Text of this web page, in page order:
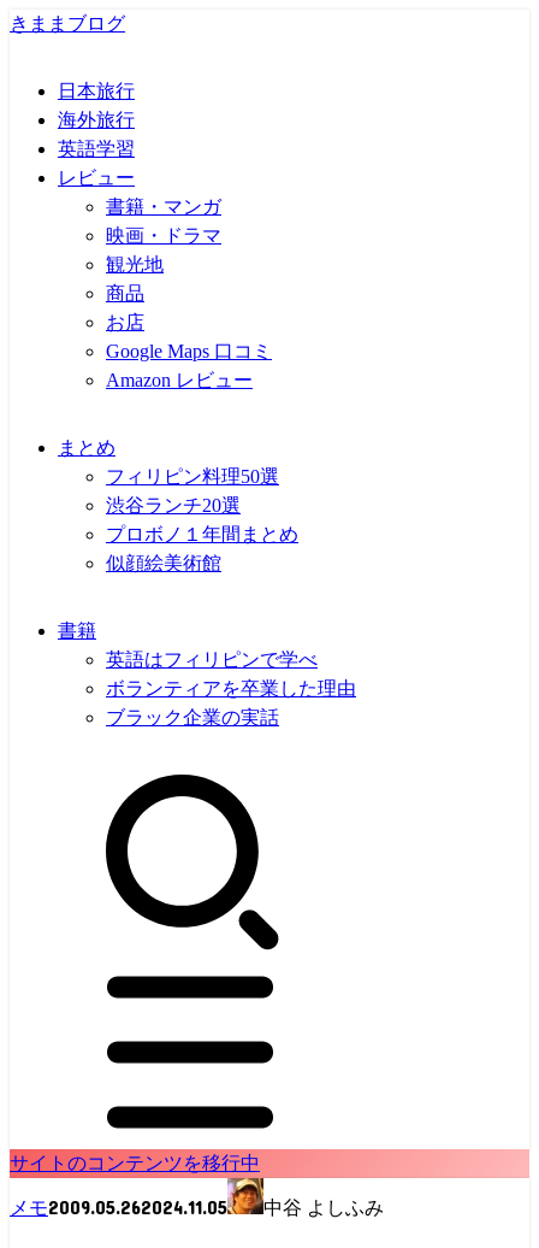
きままブログ
日本旅行
海外旅行
英語学習
レビュー
書籍・マンガ
映画・ドラマ
観光地
商品
お店
Google Maps 口コミ
Amazon レビュー
まとめ
フィリピン料理50選
渋谷ランチ20選
プロボノ１年間まとめ
似顔絵美術館
書籍
英語はフィリピンで学べ
ボランティアを卒業した理由
ブラック企業の実話
サイトのコンテンツを移行中
メモ2009.05.262024.11.05 中谷 よしふみ